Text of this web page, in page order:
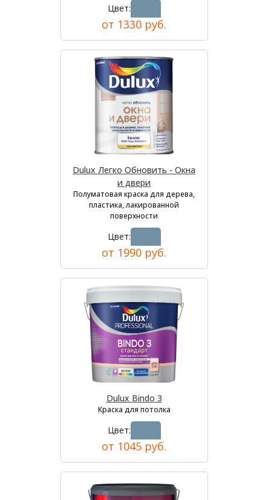
Цвет:
от 1330 руб.
Dulux Легко Обновить - Окна
и двери
Полуматовая краска для дерева,
пластика, лакированной
поверхности
Цвет:
от 1990 руб.
Dulux Bindo 3
Краска для потолка
Цвет:
от 1045 руб.